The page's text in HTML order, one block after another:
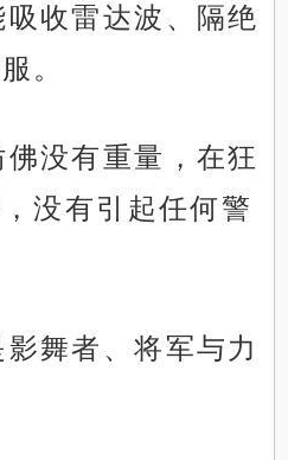
收雷达波、隔绝
。
没有重量，在狂
没有引起任何警
舞者、将军与力